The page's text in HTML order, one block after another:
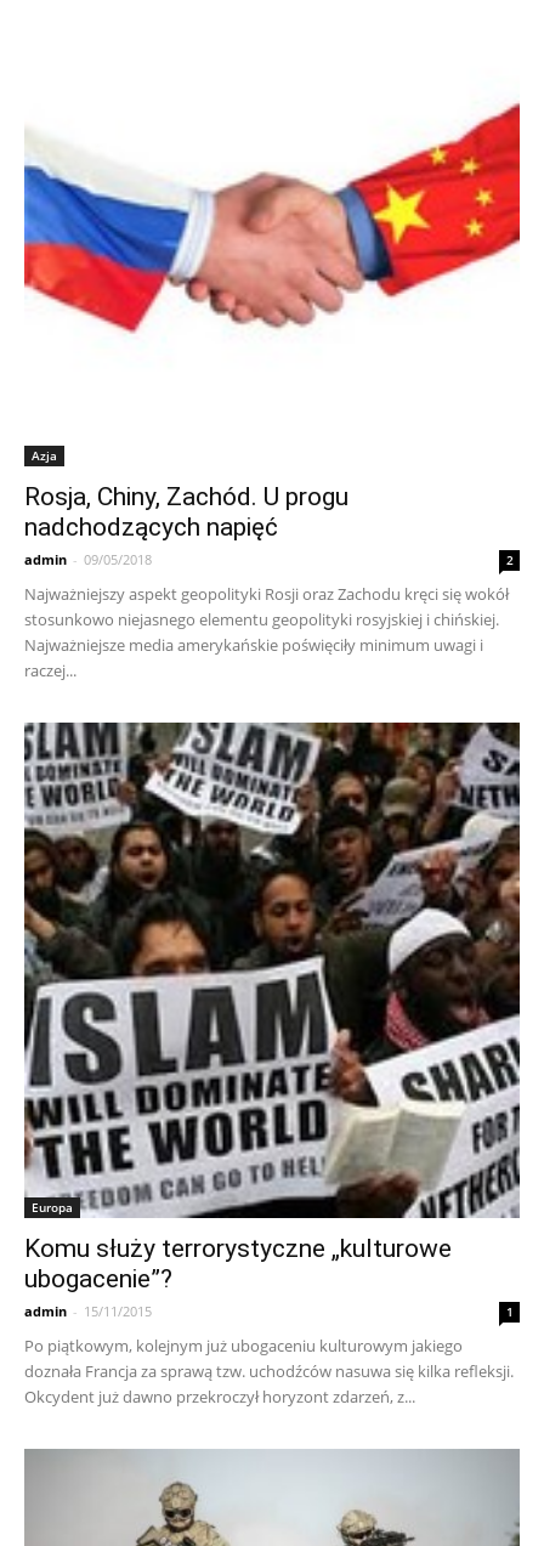
Azja
Rosja, Chiny, Zachód. U progu
nadchodzących napięć
admin - 09/05/2018 2
Najważniejszy aspekt geopolityki Rosji oraz Zachodu kręci się wokół
stosunkowo niejasnego elementu geopolityki rosyjskiej i chińskiej.
Najważniejsze media amerykańskie poświęciły minimum uwagi i
raczej...
Europa
Komu służy terrorystyczne „kulturowe
ubogacenie”?
admin - 15/11/2015 1
Po piątkowym, kolejnym już ubogaceniu kulturowym jakiego
doznała Francja za sprawą tzw. uchodźców nasuwa się kilka refleksji.
Okcydent już dawno przekroczył horyzont zdarzeń, z...